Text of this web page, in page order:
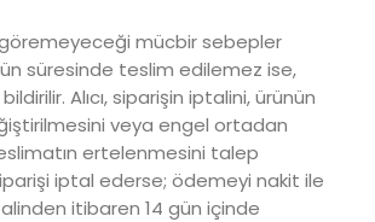
mücbir sebepler
süresinde teslim edilemez ise,
bildirilir. Alıcı, siparişin iptalini, ürünün
veya engel ortadan
ertelenmesini talep
iptal ederse; ödemeyi nakit ile
itibaren 14 gün içinde